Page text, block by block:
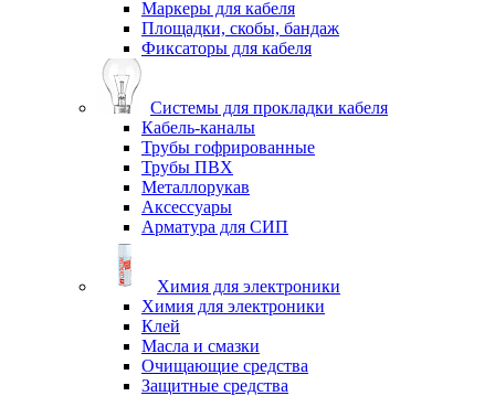
Маркеры для кабеля
Площадки, скобы, бандаж
Фиксаторы для кабеля
Системы для прокладки кабеля
Кабель-каналы
Трубы гофрированные
Трубы ПВХ
Металлорукав
Аксессуары
Арматура для СИП
Химия для электроники
Химия для электроники
Клей
Масла и смазки
Очищающие средства
Защитные средства